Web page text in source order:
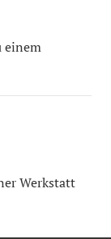
einem
Werkstatt